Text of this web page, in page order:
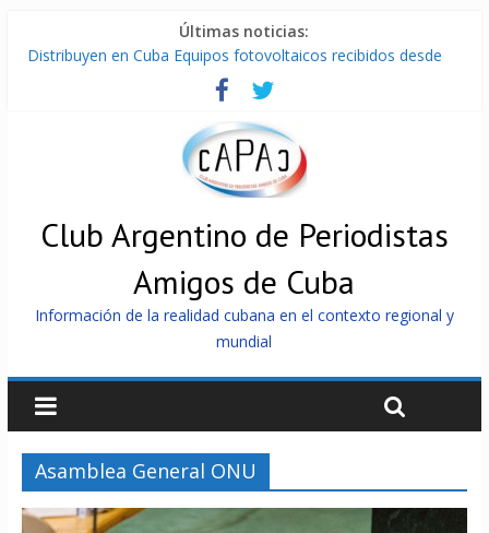
Últimas noticias:
Distribuyen en Cuba Equipos fotovoltaicos recibidos desde
La ONU condena medidas de EE.UU contra Cuba
Cuba alerta sobre doctrina militar de dominación de EEUU
Nuevas sanciones de EEUU contra Cuba apuntan a la
cooperación militar con Rusia y China
Brutal represión contra los que marchan para que no se
venda la patria
Club Argentino de Periodistas
Amigos de Cuba
Información de la realidad cubana en el contexto regional y
mundial
Asamblea General ONU